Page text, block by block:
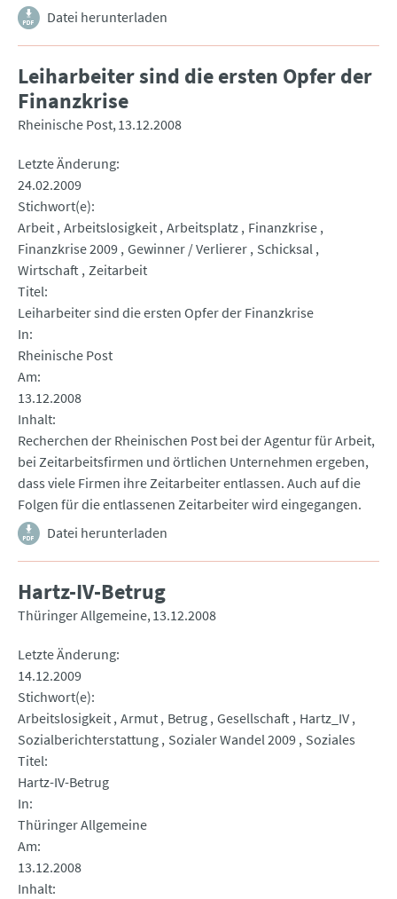
Datei herunterladen
Leiharbeiter sind die ersten Opfer der
Finanzkrise
Rheinische Post 13.12.2008
Letzte Änderung
24.02.2009
Stichwort(e)
Arbeit Arbeitslosigkeit Arbeitsplatz Finanzkrise
Finanzkrise 2009 Gewinner / Verlierer Schicksal
Wirtschaft Zeitarbeit
Titel
Leiharbeiter sind die ersten Opfer der Finanzkrise
In
Rheinische Post
Am
13.12.2008
Inhalt
Recherchen der Rheinischen Post bei der Agentur für Arbeit,
bei Zeitarbeitsfirmen und örtlichen Unternehmen ergeben,
dass viele Firmen ihre Zeitarbeiter entlassen. Auch auf die
Folgen für die entlassenen Zeitarbeiter wird eingegangen.
Datei herunterladen
Hartz-IV-Betrug
Thüringer Allgemeine 13.12.2008
Letzte Änderung
14.12.2009
Stichwort(e)
Arbeitslosigkeit Armut Betrug Gesellschaft Hartz_IV
Sozialberichterstattung Sozialer Wandel 2009 Soziales
Titel
Hartz-IV-Betrug
In
Thüringer Allgemeine
Am
13.12.2008
Inhalt